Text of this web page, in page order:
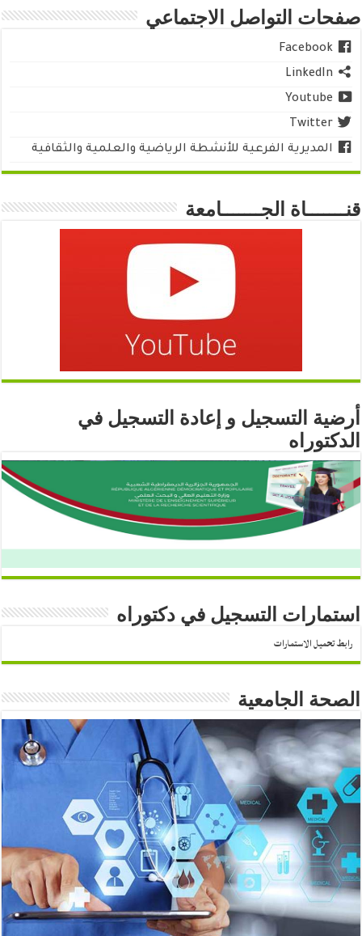
صفحات التواصل الاجتماعي
Facebook
LinkedIn
Youtube
Twitter
المديرية الفرعية للأنشطة الرياضية والعلمية والثقافية
قنـــــــاة الجـــــــامعة
أرضية التسجيل و إعادة التسجيل في
الدكتوراه
استمارات التسجيل في دكتوراه
رابط تحميل الاستمارات
الصحة الجامعية